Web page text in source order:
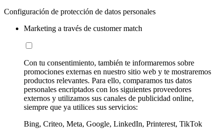
Configuración de protección de datos personales
Marketing a través de customer match
Con tu consentimiento, también te informaremos sobre
promociones externas en nuestro sitio web y te mostraremos
productos relevantes. Para ello, comparamos tus datos
personales encriptados con los siguientes proveedores
externos y utilizamos sus canales de publicidad online,
siempre que ya utilices sus servicios:
Bing, Criteo, Meta, Google, LinkedIn, Printerest, TikTok